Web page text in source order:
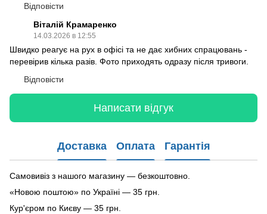
Відповісти
Віталій Крамаренко
14.03.2026 в 12:55
Швидко реагує на рух в офісі та не дає хибних спрацювань -
перевірив кілька разів. Фото приходять одразу після тривоги.
Відповісти
Написати відгук
Доставка Оплата Гарантія
Самовивіз з нашого магазину — безкоштовно.
«Новою поштою» по Україні — 35 грн.
Кур'єром по Києву — 35 грн.